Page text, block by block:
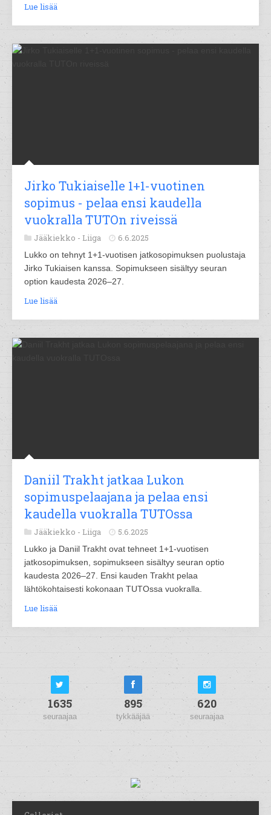
Lue lisää
Jirko Tukiaiselle 1+1-vuotinen
sopimus - pelaa ensi kaudella
vuokralla TUTOn riveissä
Jääkiekko - Liiga 6.6.2025
Lukko on tehnyt 1+1-vuotisen jatkosopimuksen puolustaja
Jirko Tukiaisen kanssa. Sopimukseen sisältyy seuran
option kaudesta 2026–27.
Lue lisää
Daniil Trakht jatkaa Lukon
sopimuspelaajana ja pelaa ensi
kaudella vuokralla TUTOssa
Jääkiekko - Liiga 5.6.2025
Lukko ja Daniil Trakht ovat tehneet 1+1-vuotisen
jatkosopimuksen, sopimukseen sisältyy seuran optio
kaudesta 2026–27. Ensi kauden Trakht pelaa
lähtökohtaisesti kokonaan TUTOssa vuokralla.
Lue lisää
1635
seuraajaa
895
tykkääjää
620
seuraajaa